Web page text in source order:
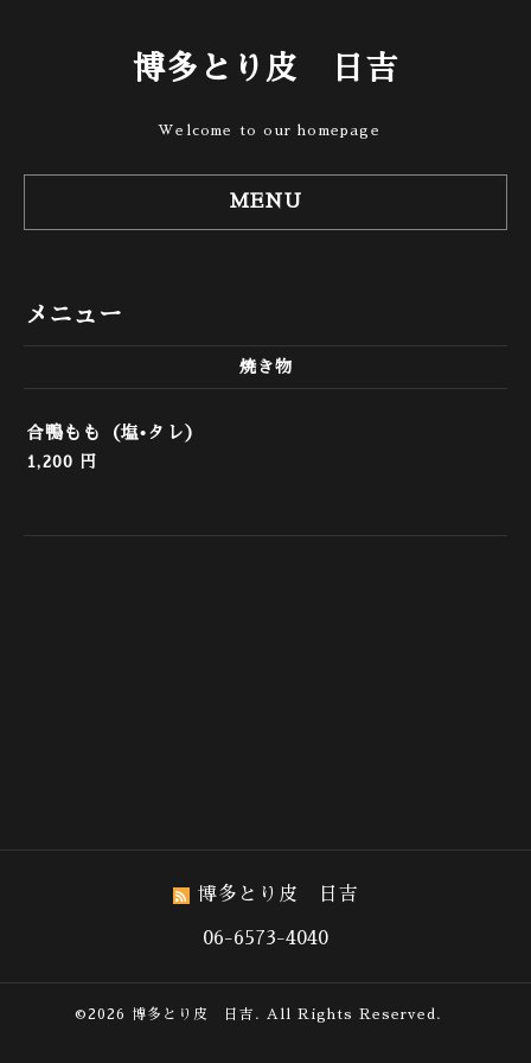
博多とり皮 日吉
Welcome to our homepage
MENU
メニュー
焼き物
合鴨もも（塩•タレ）
1,200 円
博多とり皮 日吉
06-6573-4040
©2026 博多とり皮 日吉 . All Rights Reserved.